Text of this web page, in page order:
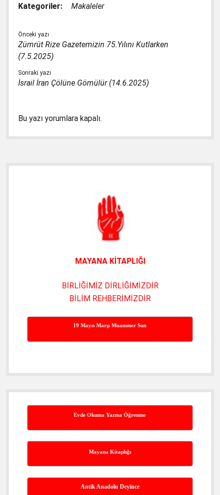
Kategoriler: Makaleler
Önceki yazı
Zümrüt Rize Gazetemizin 75.Yılını Kutlarken
(7.5.2025)
Sonraki yazı
İsrail İran Çölüne Gömülür (14.6.2025)
Bu yazı yorumlara kapalı.
Yan
MAYANA KİTAPLIĞI
BİRLİĞİMİZ DİRLİĞİMİZDİR
BİLİM REHBERİMİZDİR
19 Mayıs Marşı Muammer Sun
Evde Okuma Yazma Öğrenme
Mayana Kitaplığı
Antik Anadolu Deyince